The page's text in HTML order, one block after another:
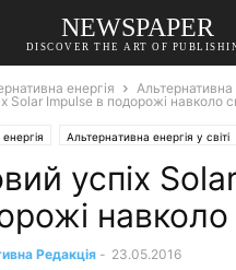
NEWSPAPER
DISCOVER THE ART OF
енергія
Альтернативна
Solar Impulse в подорожі навколо
Альтернативна енергія у світі
успіх
навколо
Редакція - 23.05.2016